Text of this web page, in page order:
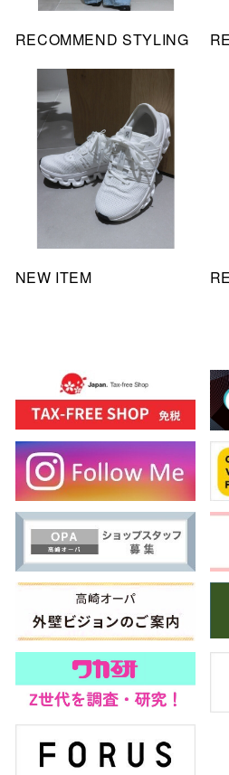
RECOMMEND STYLING
NEW ITEM